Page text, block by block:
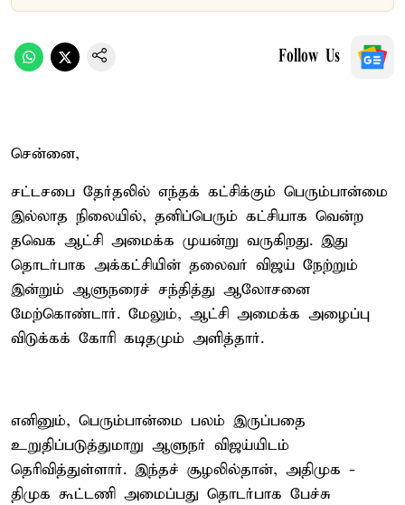
Follow Us
சென்னை,
சட்டசபை தேர்தலில் எந்தக் கட்சிக்கும் பெரும்பான்மை
இல்லாத நிலையில், தனிப்பெரும் கட்சியாக வென்ற
தவெக ஆட்சி அமைக்க முயன்று வருகிறது. இது
தொடர்பாக அக்கட்சியின் தலைவர் விஜய் நேற்றும்
இன்றும் ஆளுநரைச் சந்தித்து ஆலோசனை
மேற்கொண்டார். மேலும், ஆட்சி அமைக்க அழைப்பு
விடுக்கக் கோரி கடிதமும் அளித்தார்.
எனினும், பெரும்பான்மை பலம் இருப்பதை
உறுதிப்படுத்துமாறு ஆளுநர் விஜய்யிடம்
தெரிவித்துள்ளார். இந்தச் சூழலில்தான், அதிமுக -
திமுக கூட்டணி அமைப்பது தொடர்பாக பேச்சு